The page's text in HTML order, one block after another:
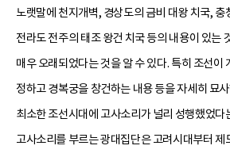
노랫말에 천지개벽, 경상도의 금비 대왕 치국, 충
전라도 전주의 태조 왕건 치국 등의 내용이 있는
매우 오래되었다는 것을 알 수 있다. 특히 조선이
정하고 경복궁을 창건하는 내용 등을 자세히 묘
최소한 조선시대에 고사소리가 널리 성행했었다
고사소리를 부르는 광대집단은 고려시대부터 제